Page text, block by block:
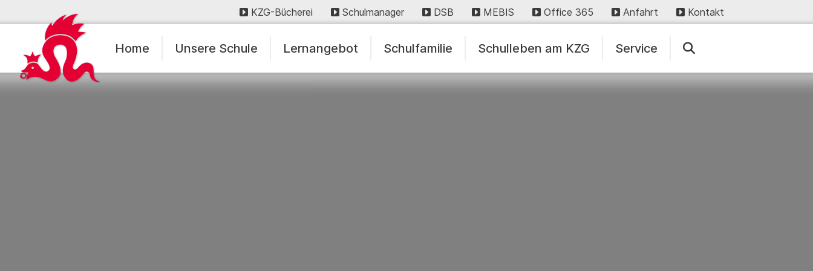
KZG-Bücherei Schulmanager DSB MEBIS Office 365 Anfahrt Kontakt
Home Unsere Schule Lernangebot Schulfamilie Schulleben am KZG Service